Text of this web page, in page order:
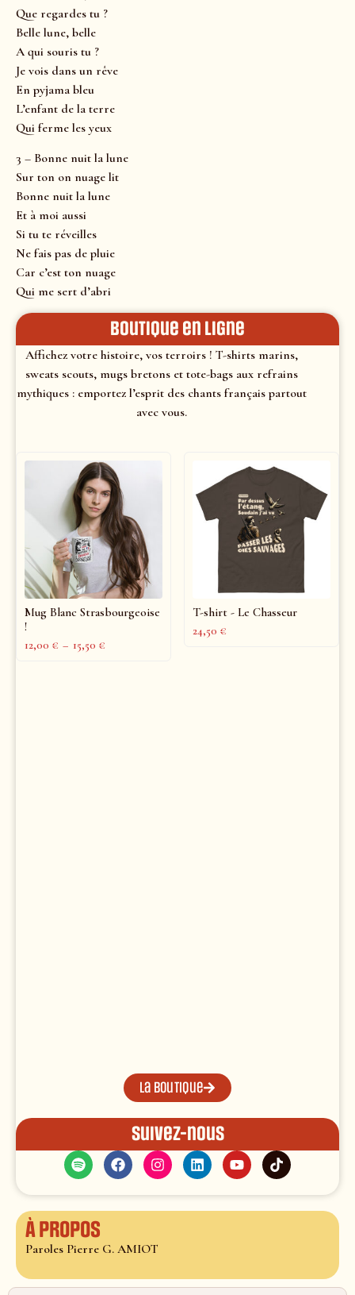
Que regardes tu ?
Belle lune, belle
A qui souris tu ?
Je vois dans un rêve
En pyjama bleu
L’enfant de la terre
Qui ferme les yeux
3 – Bonne nuit la lune
Sur ton on nuage lit
Bonne nuit la lune
Et à moi aussi
Si tu te réveilles
Ne fais pas de pluie
Car c’est ton nuage
Qui me sert d’abri
Boutique en ligne
Affichez votre histoire, vos terroirs ! T-shirts marins,
sweats scouts, mugs bretons et tote-bags aux refrains
mythiques : emportez l’esprit des chants français partout
avec vous.
Mug Blanc Strasbourgeoise
!
12,00 € – 15,50 €
T-shirt - Le Chasseur
24,50 €
La boutique
Suivez-nous
À propos
Paroles Pierre G. AMIOT